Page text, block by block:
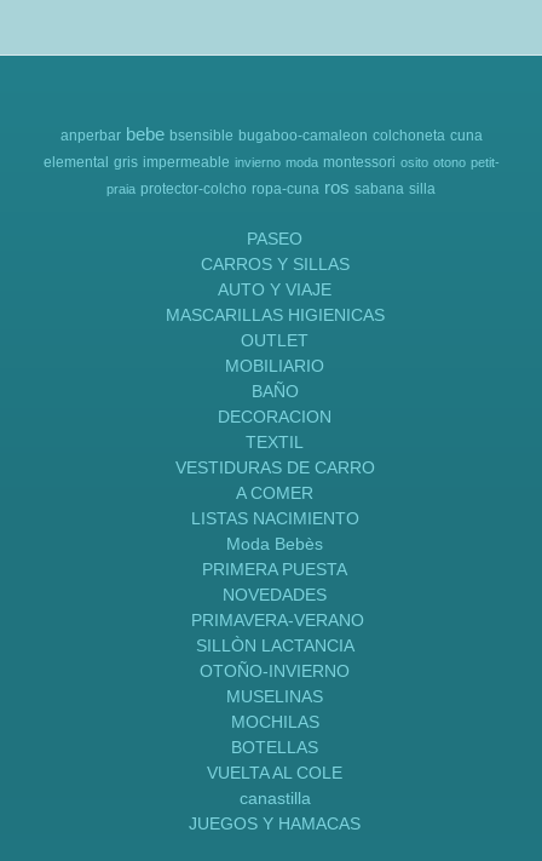
anperbar bebe bsensible bugaboo-camaleon colchoneta cuna
elemental gris impermeable invierno moda montessori osito otono petit-
praia protector-colcho ropa-cuna ros sabana silla
PASEO
CARROS Y SILLAS
AUTO Y VIAJE
MASCARILLAS HIGIENICAS
OUTLET
MOBILIARIO
BAÑO
DECORACION
TEXTIL
VESTIDURAS DE CARRO
A COMER
LISTAS NACIMIENTO
Moda Bebès
PRIMERA PUESTA
NOVEDADES
PRIMAVERA-VERANO
SILLÒN LACTANCIA
OTOÑO-INVIERNO
MUSELINAS
MOCHILAS
BOTELLAS
VUELTA AL COLE
canastilla
JUEGOS Y HAMACAS